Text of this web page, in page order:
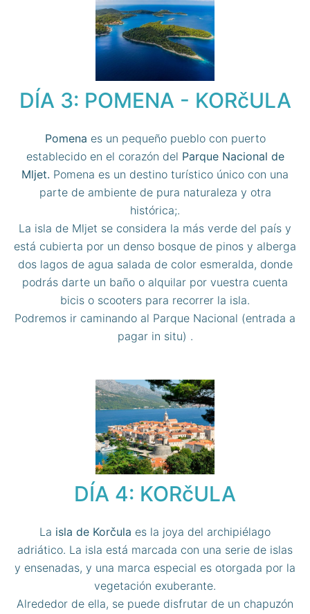
DÍA 3: POMENA - KORčULA
Pomena es un pequeño pueblo con puerto
establecido en el corazón del Parque Nacional de
Mljet. Pomena es un destino turístico único con una
parte de ambiente de pura naturaleza y otra
histórica;.
La isla de Mljet se considera la más verde del país y
está cubierta por un denso bosque de pinos y alberga
dos lagos de agua salada de color esmeralda, donde
podrás darte un baño o alquilar por vuestra cuenta
bicis o scooters para recorrer la isla.
Podremos ir caminando al Parque Nacional (entrada a
pagar in situ) .
DÍA 4: KORčULA
La isla de Korčula es la joya del archipiélago
adriático. La isla está marcada con una serie de islas
y ensenadas, y una marca especial es otorgada por la
vegetación exuberante.
Alrededor de ella, se puede disfrutar de un chapuzón